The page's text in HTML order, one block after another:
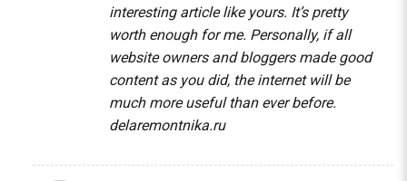
interesting article like yours. It’s pretty
worth enough for me. Personally, if all
website owners and bloggers made good
content as you did, the internet will be
much more useful than ever before.
delaremontnika.ru